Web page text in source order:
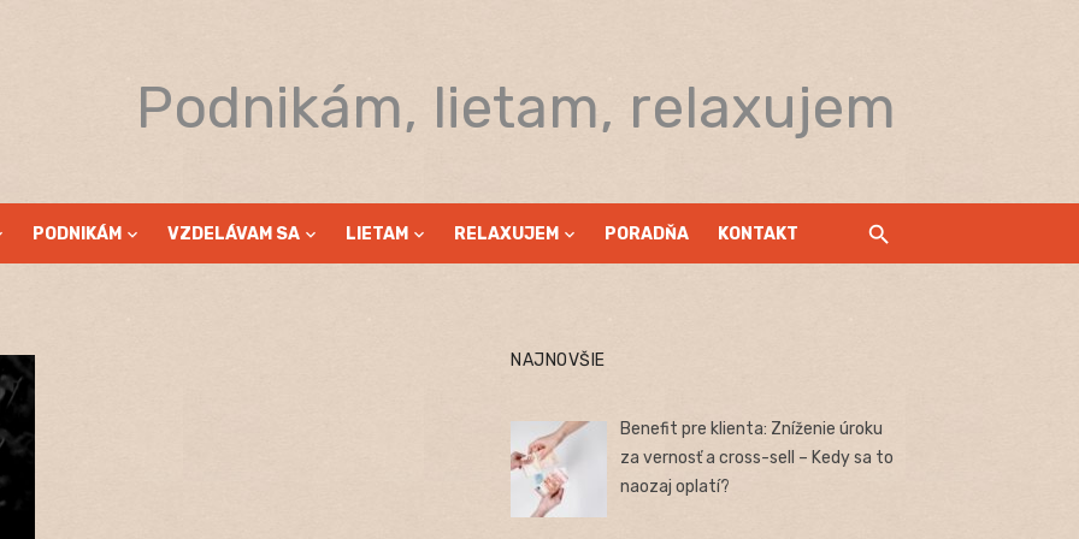
Podnikám, lietam, relaxujem
PODNIKÁM VZDELÁVAM SA LIETAM RELAXUJEM PORADŇA KONTAKT
NAJNOVŠIE
Benefit pre klienta: Zníženie úroku
za vernosť a cross-sell – Kedy sa to
naozaj oplatí?